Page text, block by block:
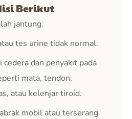
Berikut
jantung.
tes urine tidak normal.
dan penyakit pada
mata, tendon,
atau kelenjar tiroid.
mobil atau terserang